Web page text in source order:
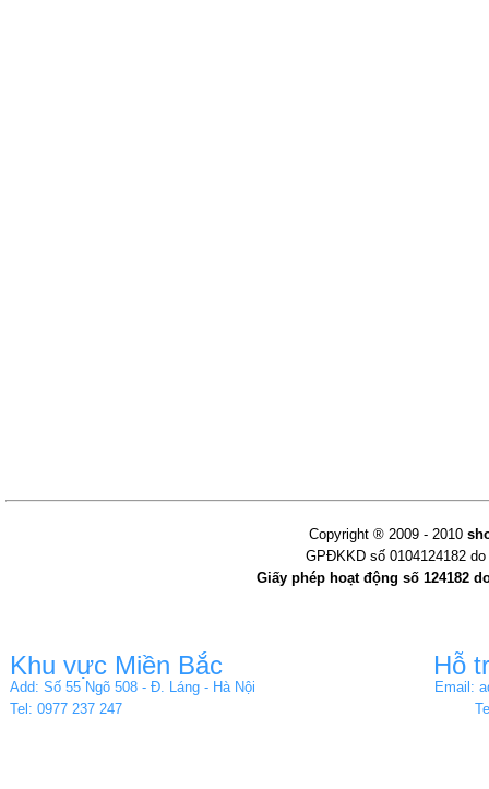
Copyright ® 2009 - 2010
GPĐKKD số 0104124182
Giấy phép hoạt động số 124182
Khu vực Miền Bắc
Add: Số 55 Ngõ 508 - Đ. Láng - Hà Nội
Tel: 0977 237 247
Hỗ
Email: